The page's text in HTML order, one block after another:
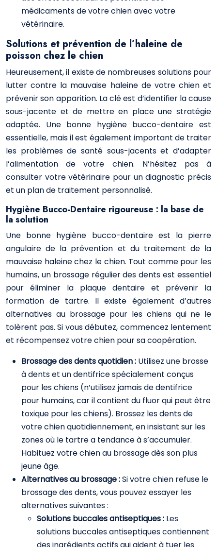
médicaments de votre chien avec votre
vétérinaire.
Solutions et prévention de l’haleine de
poisson chez le chien
Heureusement, il existe de nombreuses solutions pour
lutter contre la mauvaise haleine de votre chien et
prévenir son apparition. La clé est d’identifier la cause
sous-jacente et de mettre en place une stratégie
adaptée. Une bonne hygiène bucco-dentaire est
essentielle, mais il est également important de traiter
les problèmes de santé sous-jacents et d’adapter
l’alimentation de votre chien. N’hésitez pas à
consulter votre vétérinaire pour un diagnostic précis
et un plan de traitement personnalisé.
Hygiène Bucco-Dentaire rigoureuse : la base de
la solution
Une bonne hygiène bucco-dentaire est la pierre
angulaire de la prévention et du traitement de la
mauvaise haleine chez le chien. Tout comme pour les
humains, un brossage régulier des dents est essentiel
pour éliminer la plaque dentaire et prévenir la
formation de tartre. Il existe également d’autres
alternatives au brossage pour les chiens qui ne le
tolèrent pas. Si vous débutez, commencez lentement
et récompensez votre chien pour sa coopération.
Brossage des dents quotidien : Utilisez une brosse
à dents et un dentifrice spécialement conçus
pour les chiens (n’utilisez jamais de dentifrice
pour humains, car il contient du fluor qui peut être
toxique pour les chiens). Brossez les dents de
votre chien quotidiennement, en insistant sur les
zones où le tartre a tendance à s’accumuler.
Habituez votre chien au brossage dès son plus
jeune âge.
Alternatives au brossage :Si votre chien refuse le
brossage des dents, vous pouvez essayer les
alternatives suivantes :
Solutions buccales antiseptiques : Les
solutions buccales antiseptiques contiennent